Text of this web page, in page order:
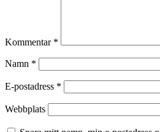
Kommentar *
Namn *
E-postadress *
Webbplats